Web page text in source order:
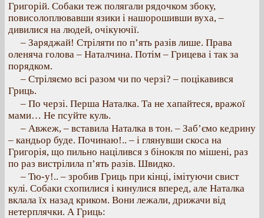
Григорій. Собаки теж полягали рядочком збоку,
повисолоплювавши язики і нашорошивши вуха, –
дивилися на людей, очікуючії.
– Заряджай! Стріляти по п’ять разів лише. Права
оленяча голова – Наталчина. Потім – Грицева і так за
порядком.
– Стріляємо всі разом чи по черзі? – поцікавився
Гриць.
– По черзі. Перша Наталка. Та не хапайтеся, вражої
мами… Не псуйте куль.
– Авжеж, – вставила Наталка в тон. – Заб’ємо кедрину
– кандьор буде. Починаю!.. – і глянувши скоса на
Григорія, що пильно націлився з бінокля по мішені, раз
по раз вистрілила п’ять разів. Швидко.
– Тю-у!.. – зробив Гриць при кінці, імітуючи свист
кулі. Собаки схопилися і кинулися вперед, але Наталка
вклала їх назад криком. Вони лежали, дрижачи від
нетерплячки. А Гриць: